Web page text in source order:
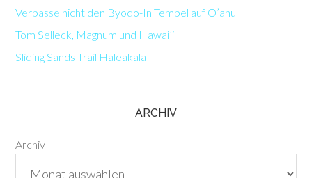
Verpasse nicht den Byodo-In Tempel auf O’ahu
Tom Selleck, Magnum und Hawai’i
Sliding Sands Trail Haleakala
ARCHIV
Archiv